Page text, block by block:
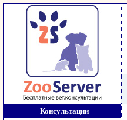
Консультации